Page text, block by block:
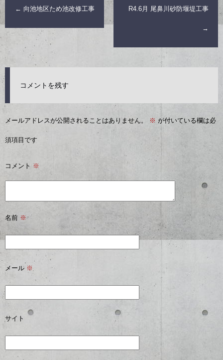
← 向池地区ため池改修工事 R4.6月 尾鼻川砂防堰堤工事
→
コメントを残す
メールアドレスが公開されることはありません。 ※ が付いている欄は必
須項目です
コメント ※
名前 ※
メール ※
サイト